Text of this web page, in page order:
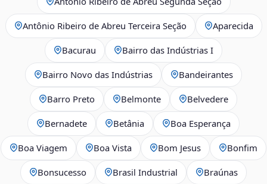
Antônio Ribeiro de Abreu Terceira Seção Aparecida
Bacurau Bairro das Indústrias I
Bairro Novo das Indústrias Bandeirantes
Barro Preto Belmonte Belvedere
Bernadete Betânia Boa Esperança
Boa Viagem Boa Vista Bom Jesus Bonfim
Bonsucesso Brasil Industrial Braúnas